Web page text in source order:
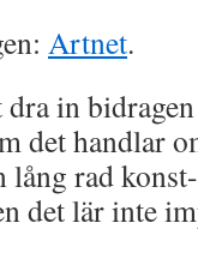
Artnet.
dra in
det handlar
lång rad
det lär inte